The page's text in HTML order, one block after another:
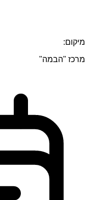
מיקום:
מרכז "הבמה"